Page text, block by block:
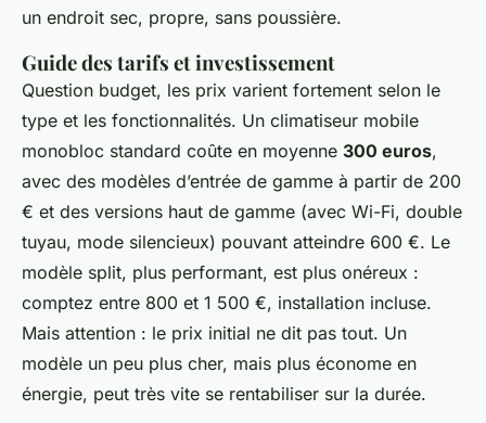
un endroit sec, propre, sans poussière.
Guide des tarifs et investissement
Question budget, les prix varient fortement selon le
type et les fonctionnalités. Un climatiseur mobile
monobloc standard coûte en moyenne 300 euros,
avec des modèles d’entrée de gamme à partir de 200
€ et des versions haut de gamme (avec Wi-Fi, double
tuyau, mode silencieux) pouvant atteindre 600 €. Le
modèle split, plus performant, est plus onéreux :
comptez entre 800 et 1 500 €, installation incluse.
Mais attention : le prix initial ne dit pas tout. Un
modèle un peu plus cher, mais plus économe en
énergie, peut très vite se rentabiliser sur la durée.